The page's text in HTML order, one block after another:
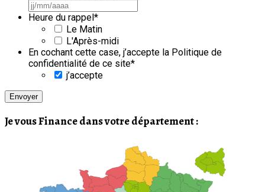
AAAA
Heure du rappel*
Le Matin
L'Après-midi
En cochant cette case, j’accepte la Politique de
confidentialité de ce site*
j’accepte
Je vous Finance dans votre département :